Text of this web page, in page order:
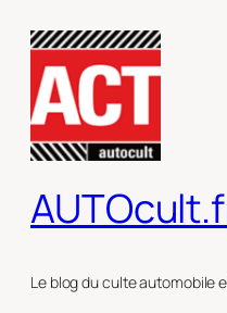
contenu
Le blog du culte automobile